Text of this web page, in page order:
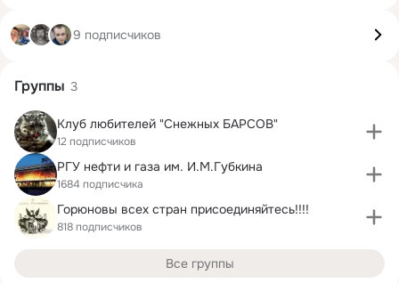
9 подписчиков
Группы 3
Клуб любителей "Снежных БАРСОВ"
12 подписчиков
РГУ нефти и газа им. И.М.Губкина
1684 подписчика
Горюновы всех стран присоединяйтесь!!!!
818 подписчиков
Все группы